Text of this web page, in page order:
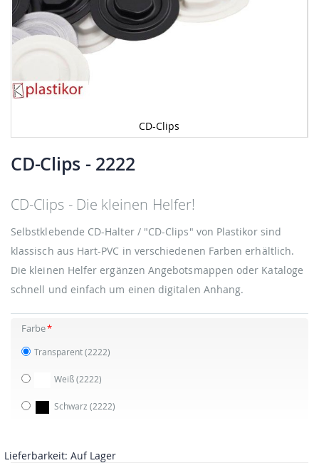
CD-Clips
Anfang
der
CD-Clips - 2222
CD-Clips - Die kleinen Helfer!
Selbstklebende CD-Halter / "CD-Clips" von Plastikor sind
klassisch aus Hart-PVC in verschiedenen Farben erhältlich.
Die kleinen Helfer ergänzen Angebotsmappen oder Kataloge
schnell und einfach um einen digitalen Anhang.
Farbe
Transparent(2222)
Weiß(2222)
Schwarz (2222)
Lieferbarkeit: Auf Lager